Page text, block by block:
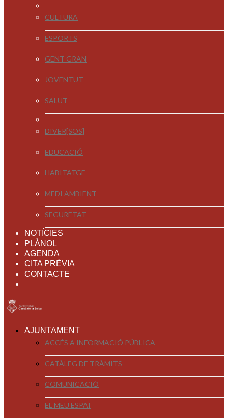
CULTURA
ESPORTS
GENT GRAN
JOVENTUT
SALUT
DIVER[SOS]
EDUCACIÓ
HABITATGE
MEDI AMBIENT
SEGURETAT
NOTÍCIES
PLÀNOL
AGENDA
CITA PRÈVIA
CONTACTE
AJUNTAMENT
ACCÉS A INFORMACIÓ PÚBLICA
CATÀLEG DE TRÀMITS
COMUNICACIÓ
EL MEU ESPAI